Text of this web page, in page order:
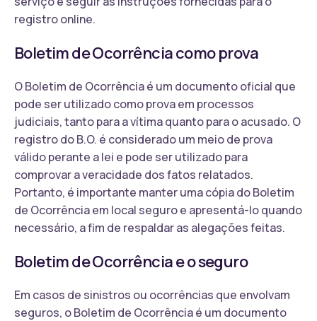
registro online.
Boletim de Ocorrência como prova
O Boletim de Ocorrência é um documento oficial que
pode ser utilizado como prova em processos
judiciais, tanto para a vítima quanto para o acusado. O
registro do B.O. é considerado um meio de prova
válido perante a lei e pode ser utilizado para
comprovar a veracidade dos fatos relatados.
Portanto, é importante manter uma cópia do Boletim
de Ocorrência em local seguro e apresentá-lo quando
necessário, a fim de respaldar as alegações feitas.
Boletim de Ocorrência e o seguro
Em casos de sinistros ou ocorrências que envolvam
seguros, o Boletim de Ocorrência é um documento